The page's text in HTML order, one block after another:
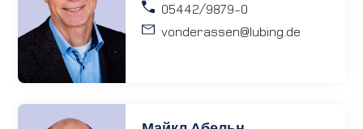
Про компанію
05442/9879-0
vonderassen@lubing.de